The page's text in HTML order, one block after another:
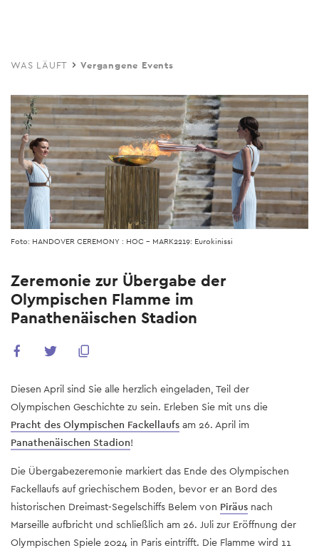
main
WAS LÄUFT Vergangene Events
Foto: HANDOVER CEREMONY : HOC - MARK2219: Eurokinissi
Zeremonie zur Übergabe der
Olympischen Flamme im
Panathenäischen Stadion
Diesen April sind Sie alle herzlich eingeladen, Teil der
Olympischen Geschichte zu sein. Erleben Sie mit uns die
Pracht des Olympischen Fackellaufs am 26. April im
Panathenäischen Stadion!
Die Übergabezeremonie markiert das Ende des Olympischen
Fackellaufs auf griechischem Boden, bevor er an Bord des
historischen Dreimast-Segelschiffs Belem von Piräus nach
Marseille aufbricht und schließlich am 26. Juli zur Eröffnung der
Olympischen Spiele 2024 in Paris eintrifft. Die Flamme wird 11